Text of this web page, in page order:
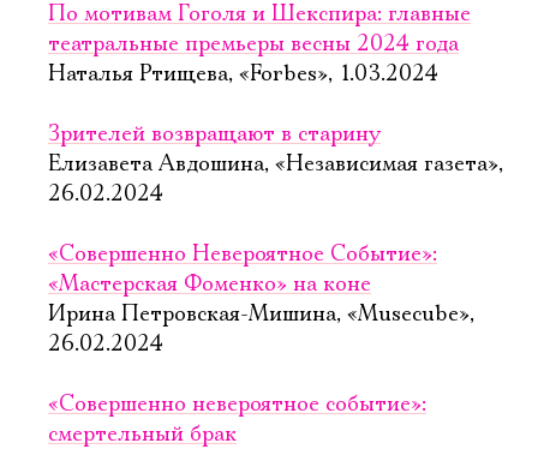
По мотивам Гоголя и Шекспира: главные
театральные премьеры весны 2024 года
Наталья Ртищева, «Forbes», 1.03.2024
Зрителей возвращают в старину
Елизавета Авдошина, «Независимая газета»,
26.02.2024
«Совершенно Невероятное Событие»:
«Мастерская Фоменко» на коне
Ирина Петровская-Мишина, «Musecube»,
26.02.2024
«Совершенно невероятное событие»:
смертельный брак